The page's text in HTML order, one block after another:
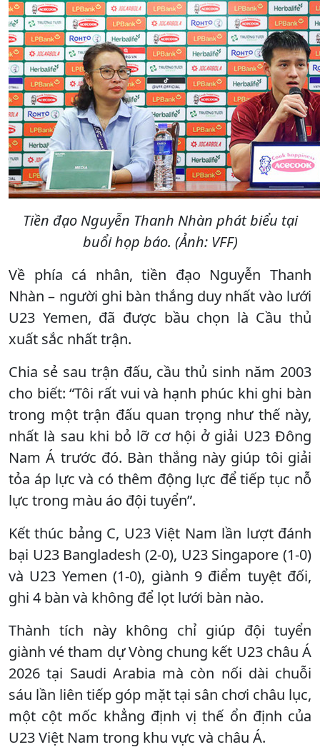
Tiền đạo Nguyễn Thanh Nhàn phát biểu tại
buổi họp báo. (Ảnh: VFF)
Về phía cá nhân, tiền đạo Nguyễn Thanh
Nhàn – người ghi bàn thắng duy nhất vào lưới
U23 Yemen, đã được bầu chọn là Cầu thủ
xuất sắc nhất trận.
Chia sẻ sau trận đấu, cầu thủ sinh năm 2003
cho biết: “Tôi rất vui và hạnh phúc khi ghi bàn
trong một trận đấu quan trọng như thế này,
nhất là sau khi bỏ lỡ cơ hội ở giải U23 Đông
Nam Á trước đó. Bàn thắng này giúp tôi giải
tỏa áp lực và có thêm động lực để tiếp tục nỗ
lực trong màu áo đội tuyển”.
Kết thúc bảng C, U23 Việt Nam lần lượt đánh
bại U23 Bangladesh (2-0), U23 Singapore (1-0)
và U23 Yemen (1-0), giành 9 điểm tuyệt đối,
ghi 4 bàn và không để lọt lưới bàn nào.
Thành tích này không chỉ giúp đội tuyển
giành vé tham dự Vòng chung kết U23 châu Á
2026 tại Saudi Arabia mà còn nối dài chuỗi
sáu lần liên tiếp góp mặt tại sân chơi châu lục,
một cột mốc khẳng định vị thế ổn định của
U23 Việt Nam trong khu vực và châu Á.